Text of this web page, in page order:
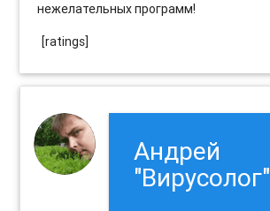
нежелательных программ!
[ratings]
Андрей
"Вирусолог"